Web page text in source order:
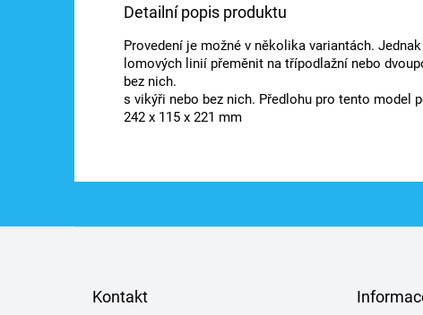
Detailní popis produktu
Provedení je možné v několika variantách.
lomových linií přeměnit na třípodlažní nebo
bez nich.
s vikýři nebo bez nich. Předlohu pro tento model
242 x 115 x 221 mm
Kontakt